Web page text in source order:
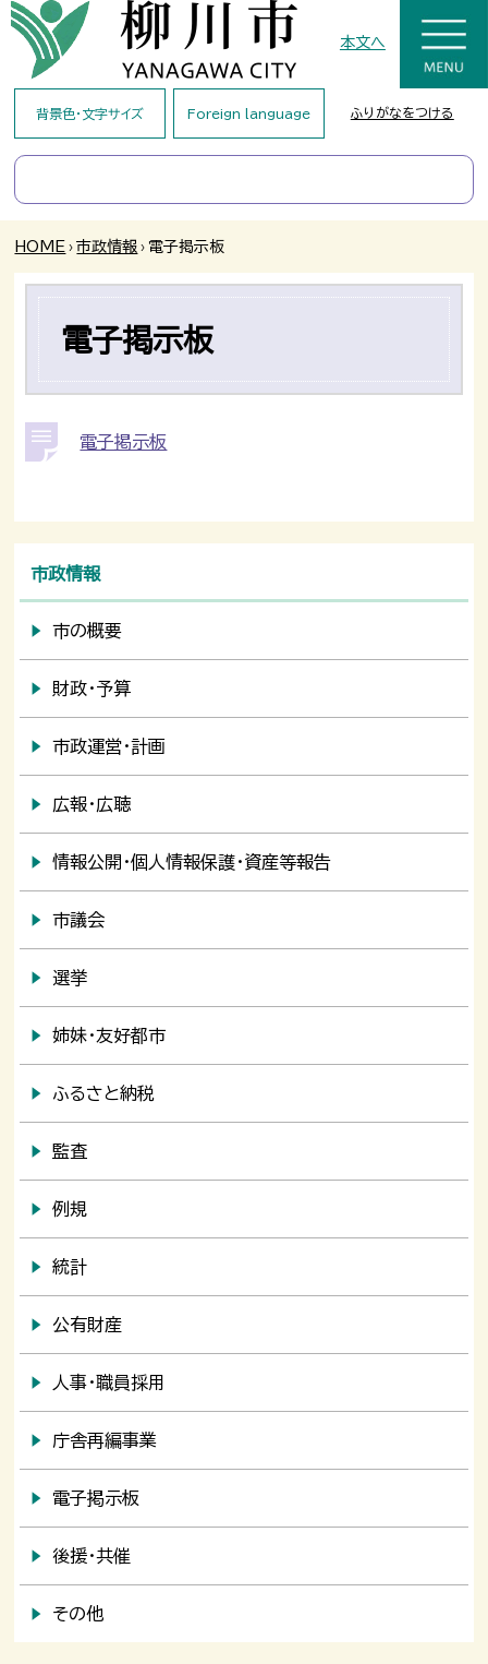
本文へ
背景色・文字サイズ Foreign language ふりがなをつける
HOME › 市政情報 › 電子掲示板
電子掲示板
電子掲示板
市政情報
市の概要
財政・予算
市政運営・計画
広報・広聴
情報公開・個人情報保護・資産等報告
市議会
選挙
姉妹・友好都市
ふるさと納税
監査
例規
統計
公有財産
人事・職員採用
庁舎再編事業
電子掲示板
後援・共催
その他